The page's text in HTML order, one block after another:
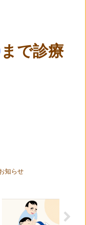
まで診療
知らせ